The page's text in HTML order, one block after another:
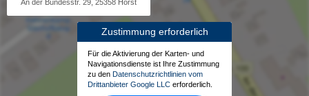
An der Bundesstr. 29, 25358 Horst
Zustimmung erforderlich
Für die Aktivierung der Karten- und
Navigationsdienste ist Ihre Zustimmung
zu den Datenschutzrichtlinien vom
Drittanbieter Google LLC erforderlich.